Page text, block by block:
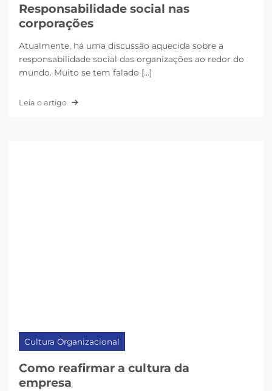
Responsabilidade social nas
corporações
Atualmente, há uma discussão aquecida sobre a
responsabilidade social das organizações ao redor do
mundo. Muito se tem falado [...]
Leia o artigo
Cultura Organizacional
Como reafirmar a cultura da
empresa